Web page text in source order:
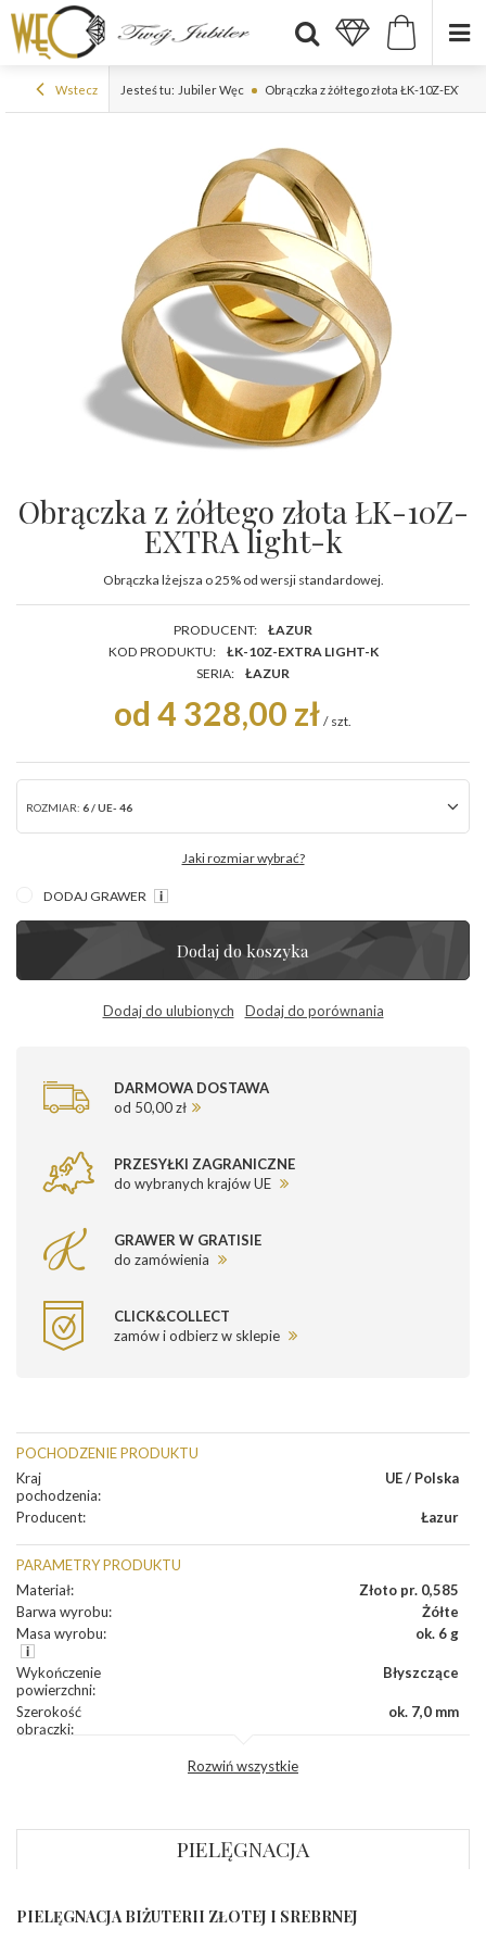
Wstecz Jesteś tu: Jubiler Węc Obrączka z żółtego złota ŁK-10Z-
Obrączka z żółtego złota ŁK-10Z-
EXTRA light-k
Obrączka lżejsza o 25% od wersji standardowej.
PRODUCENT:
ŁAZUR
KOD PRODUKTU:
ŁK-10Z-EXTRA LIGHT-K
SERIA:
ŁAZUR
od 4 328,00 zł / szt.
ROZMIAR: 6 / UE- 46
Jaki rozmiar wybrać?
DODAJ GRAWER
Dodaj do koszyka
Dodaj do ulubionych Dodaj do porównania
DARMOWA DOSTAWA
od 50,00 zł
PRZESYŁKI ZAGRANICZNE
do wybranych krajów UE
GRAWER W GRATISIE
do zamówienia
CLICK&COLLECT
zamów i odbierz w sklepie
POCHODZENIE PRODUKTU
Kraj
pochodzenia:
UE / Polska
Producent: Łazur
PARAMETRY PRODUKTU
Materiał:
Złoto pr. 0,585
Barwa wyrobu:
Żółte
Masa wyrobu: ok. 6 g
Wykończenie
powierzchni:
Błyszczące
Szerokość
obrączki:
ok. 7,0 mm
INNE PARAMETRY
Rozwiń wszystkie
PIELĘGNACJA
PIELĘGNACJA BIŻUTERII ZŁOTEJ I SREBRNEJ